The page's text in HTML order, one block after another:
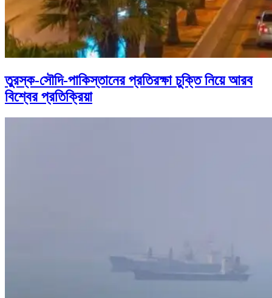
তুরস্ক-সৌদি-পাকিস্তানের প্রতিরক্ষা চুক্তি নিয়ে আরব
বিশ্বের প্রতিক্রিয়া